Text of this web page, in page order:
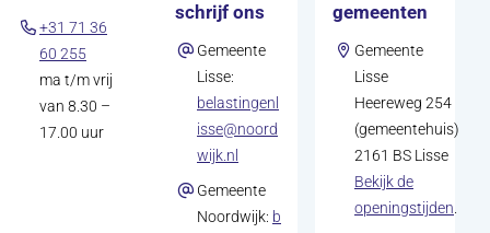
+31 71 36
60 255
ma t/m vrij
van 8.30 –
17.00 uur
schrijf ons
Gemeente
Lisse:
belastingenl
isse@noord
wijk.nl
(opent in nieuw tabblad)
Gemeente
Noordwijk: b
gemeenten
Gemeente
Lisse
Heereweg 254
(gemeentehuis)
2161 BS Lisse
Bekijk de
openingstijden